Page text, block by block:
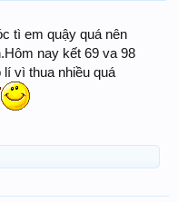
tì em quậy quá nên
nay kết 69 va 98
vì thua nhiều quá